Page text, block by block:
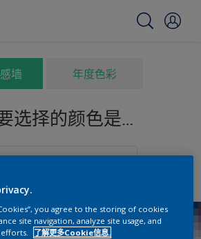
墙 年度色彩
选择的颜色是…
you agree to the storing of cookies
site navigation, analyze site usage, and
了解更多Cookie信息.